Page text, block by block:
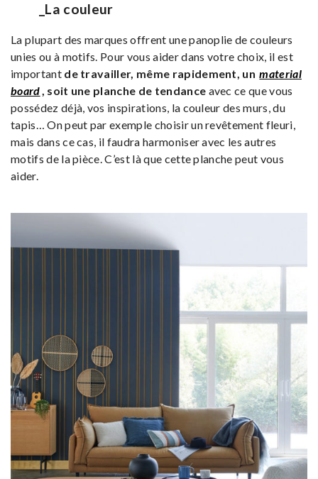
_La couleur
La plupart des marques offrent une panoplie de couleurs
unies ou à motifs. Pour vous aider dans votre choix, il est
important de travailler, même rapidement, un material
board, soit une planche de tendance avec ce que vous
possédez déjà, vos inspirations, la couleur des murs, du
tapis… On peut par exemple choisir un revêtement fleuri,
mais dans ce cas, il faudra harmoniser avec les autres
motifs de la pièce. C’est là que cette planche peut vous
aider.